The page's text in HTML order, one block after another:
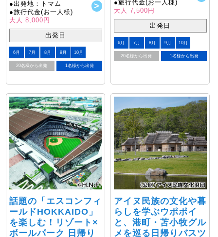
●出発地：トマム
●旅行代金(お一人様)
大人 8,000円
出発日
6月 7月 8月 9月 10月
20名様から出発 1名様から出発
●旅行代金(お一人様)
大人 7,500円
出発日
6月 7月 8月 9月 10月
20名様から出発 1名様から出発
話題の「エスコンフィ
ールドHOKKAIDO」
を楽しむ！リゾート×
ボールパーク 日帰り
アイヌ民族の文化や暮
らしを学ぶウポポイ
と、港町・苫小牧グル
メを巡る日帰りバスツ